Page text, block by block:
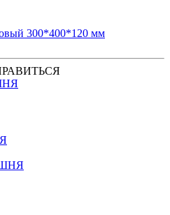
300*400*120 мм